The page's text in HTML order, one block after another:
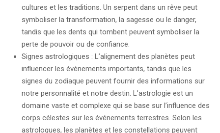
cultures et les traditions. Un serpent dans un rêve peut
symboliser la transformation, la sagesse ou le danger,
tandis que les dents qui tombent peuvent symboliser la
perte de pouvoir ou de confiance.
Signes astrologiques : L’alignement des planètes peut
influencer les événements importants, tandis que les
signes du zodiaque peuvent fournir des informations sur
notre personnalité et notre destin. L’astrologie est un
domaine vaste et complexe qui se base sur l’influence des
corps célestes sur les événements terrestres. Selon les
astrologues, les planètes et les constellations peuvent